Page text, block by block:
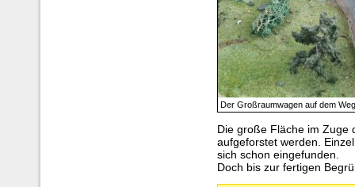
Der Großraumwagen auf dem
Die große Fläche im Zuge
aufgeforstet werden.
sich schon eingefunden.
Doch bis zur fertigen